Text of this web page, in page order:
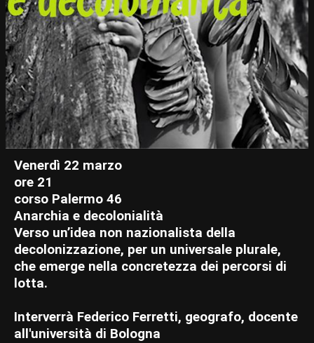
Venerdì 22 marzo
ore 21
corso Palermo 46
Anarchia e decolonialità
Verso un’idea non nazionalista della
decolonizzazione, per un universale plurale,
che emerge nella concretezza dei percorsi di
lotta.
Interverrà Federico Ferretti, geografo, docente
all'università di Bologna